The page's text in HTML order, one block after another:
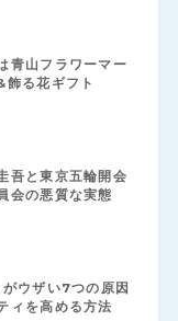
青山フラワーマー
飾る花ギフト
吾と東京五輪開会
会の悪質な実態
ウザい7つの原因
ィを高める方法